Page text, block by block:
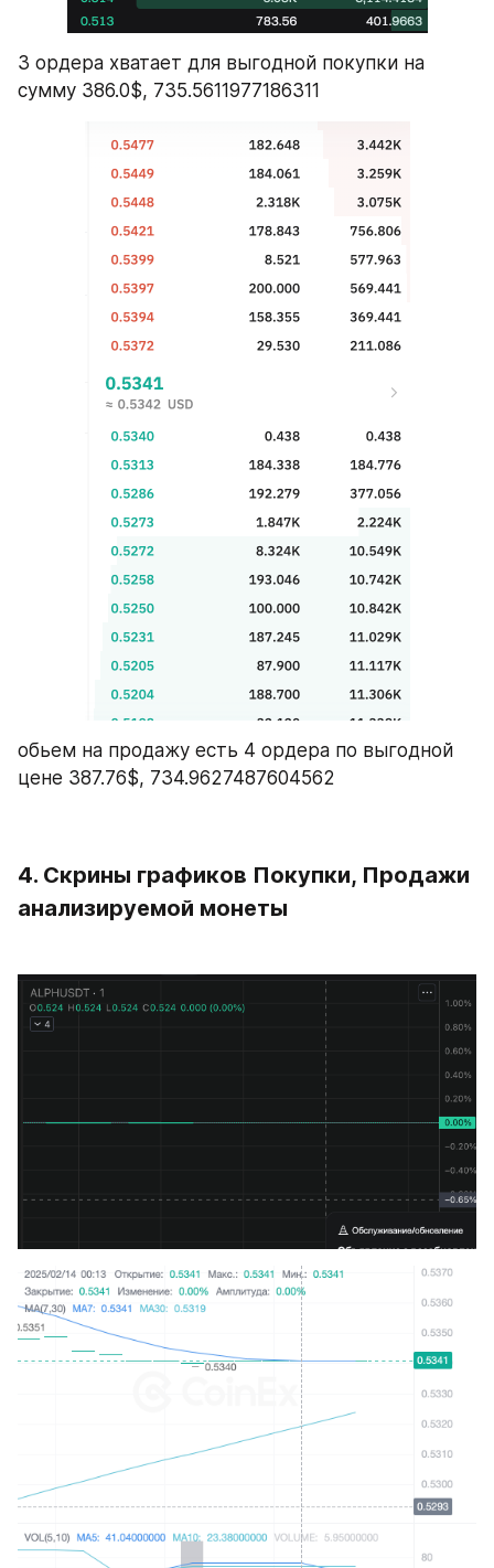
3 ордера хватает для выгодной покупки на
сумму 386.0$, 735.5611977186311
обьем на продажу есть 4 ордера по выгодной
цене 387.76$, 734.9627487604562
4. Скрины графиков Покупки, Продажи
анализируемой монеты